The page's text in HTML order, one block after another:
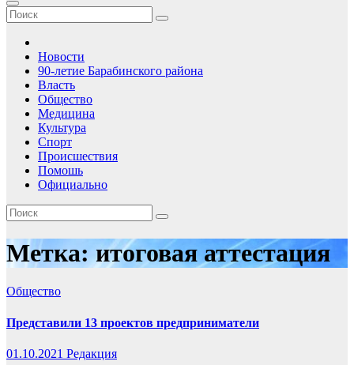
Новости
90-летие Барабинского района
Власть
Общество
Медицина
Культура
Спорт
Происшествия
Помошь
Официально
Метка:итоговая аттестация
Общество
Представили 13 проектов предприниматели
01.10.2021 Редакция